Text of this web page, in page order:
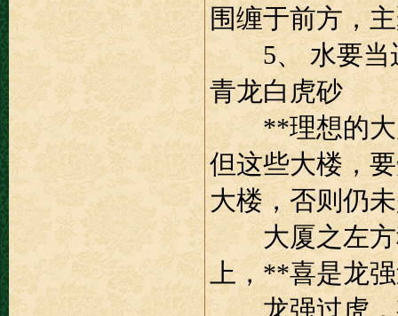
围缠于前方，
5、 水要当运
青龙白虎砂
**理想的大厦
但这些大楼，
大楼，否则仍
大厦之左方称
上，**喜是龙
龙强过虎，